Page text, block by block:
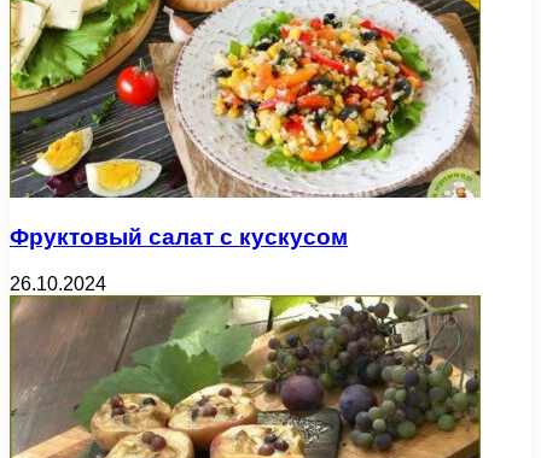
Фруктовый салат с кускусом
26.10.2024